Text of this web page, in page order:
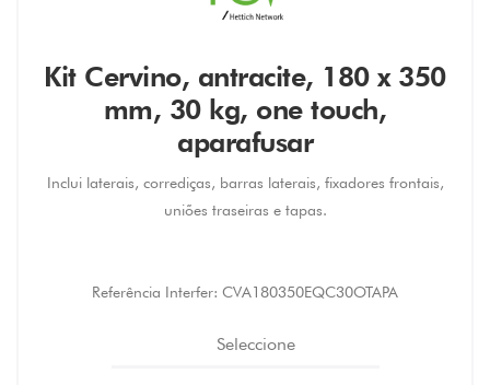
Kit Cervino, antracite, 180 x 350
mm, 30 kg, one touch,
aparafusar
Inclui laterais, corrediças, barras laterais, fixadores frontais,
uniões traseiras e tapas.
Referência Interfer: CVA180350EQC30OTAPA
Seleccione